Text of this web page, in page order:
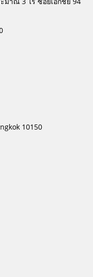
10150